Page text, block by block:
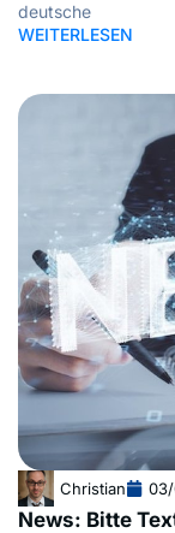
deutsche
WEITERLESEN
Christian
News: Bitte